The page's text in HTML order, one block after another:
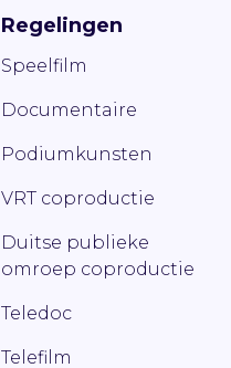
Regelingen
Speelfilm
Documentaire
Podiumkunsten
VRT coproductie
Duitse publieke
omroep coproductie
Teledoc
Telefilm